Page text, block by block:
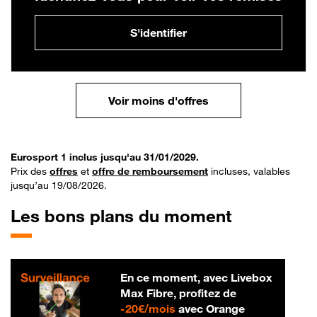
S'identifier
Voir moins d'offres
Eurosport 1 inclus jusqu'au 31/01/2029.
Prix des offres et offre de remboursement incluses, valables
jusqu’au 19/08/2026.
Les bons plans du moment
En ce moment, avec Livebox
Max Fibre, profitez de
-20€/mois20 € par mois
avec Orange